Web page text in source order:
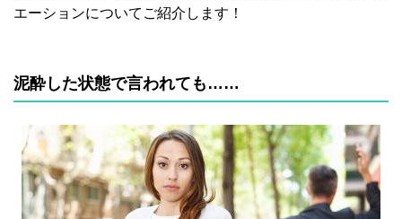
エーションについてご紹介します！
泥酔した状態で言われても……